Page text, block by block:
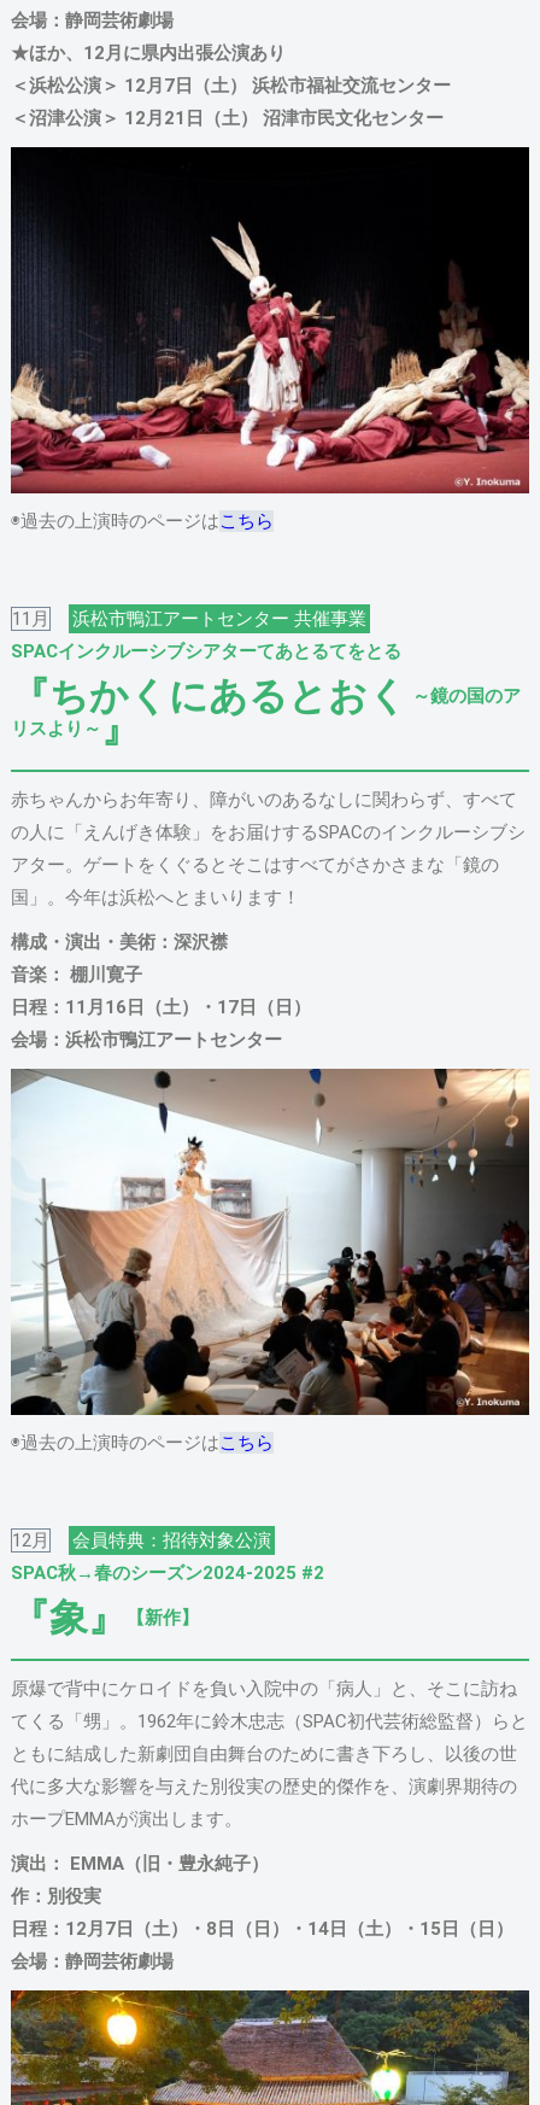
会場：静岡芸術劇場
★ほか、12月に県内出張公演あり
＜浜松公演＞ 12月7日（土） 浜松市福祉交流センター
＜沼津公演＞ 12月21日（土） 沼津市民文化センター
◉過去の上演時のページはこちら
11月
浜松市鴨江アートセンター 共催事業
SPACインクルーシブシアターてあとるてをとる
『ちかくにあるとおく
～鏡の国のア
リスより～』
赤ちゃんからお年寄り、障がいのあるなしに関わらず、すべて
の人に「えんげき体験」をお届けするSPACのインクルーシブシ
アター。ゲートをくぐるとそこはすべてがさかさまな「鏡の
国」。今年は浜松へとまいります！
構成・演出・美術：深沢襟
音楽： 棚川寛子
日程：11月16日（土）・17日（日）
会場：浜松市鴨江アートセンター
◉過去の上演時のページはこちら
12月
会員特典：招待対象公演
SPAC秋→春のシーズン2024-2025 #2
『象』 【新作】
原爆で背中にケロイドを負い入院中の「病人」と、そこに訪ね
てくる「甥」。1962年に鈴木忠志（SPAC初代芸術総監督）らと
ともに結成した新劇団自由舞台のために書き下ろし、以後の世
代に多大な影響を与えた別役実の歴史的傑作を、演劇界期待の
ホープEMMAが演出します。
演出： EMMA（旧・豊永純子）
作：別役実
日程：12月7日（土）・8日（日）・14日（土）・15日（日）
会場：静岡芸術劇場